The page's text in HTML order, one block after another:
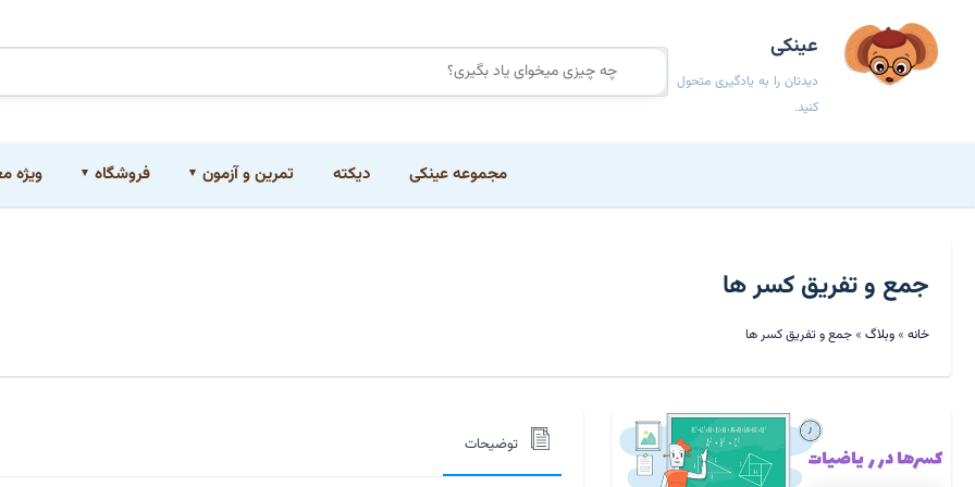
عینکی
دیدتان را به یادگیری متحول
کنید.
مجموعه عینکی دیکته تمرین و آزمون فروشگاه ویژه
جمع و تفریق کسر ها
خانه » وبلاگ » جمع و تفریق کسر ها
توضیحات